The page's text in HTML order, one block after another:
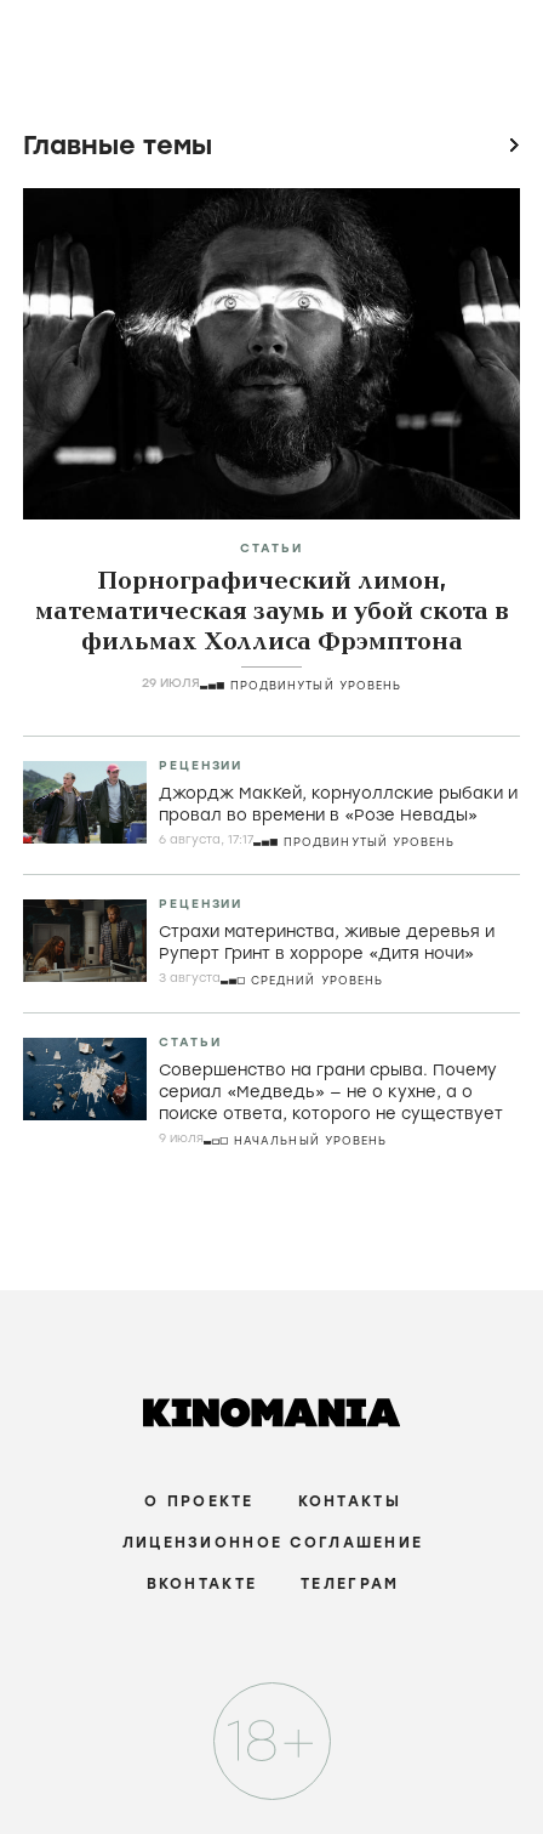
Главные темы icon
СТАТЬИ
Порнографический лимон,
математическая заумь и убой скота в
фильмах Холлиса Фрэмптона
29 ИЮЛЯ ПРОДВИНУТЫЙ УРОВЕНЬ
РЕЦЕНЗИИ
Джордж МакКей, корнуоллские рыбаки и
провал во времени в «Розе Невады»
6 августа, 17:17 ПРОДВИНУТЫЙ УРОВЕНЬ
РЕЦЕНЗИИ
Страхи материнства, живые деревья и
Руперт Гринт в хорроре «Дитя ночи»
3 августа СРЕДНИЙ УРОВЕНЬ
СТАТЬИ
Совершенство на грани срыва. Почему
сериал «Медведь» — не о кухне, а о
поиске ответа, которого не существует
9 июля НАЧАЛЬНЫЙ УРОВЕНЬ
О ПРОЕКТЕ КОНТАКТЫ
ЛИЦЕНЗИОННОЕ СОГЛАШЕНИЕ
ВКОНТАКТЕ ТЕЛЕГРАМ